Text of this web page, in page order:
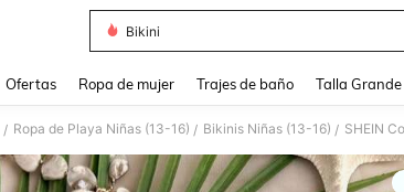
Bikini
Ofertas Ropa de mujer Trajes de baño Talla Grande
/ Ropa de Playa Niñas (13-16) / Bikinis Niñas (13-16) /